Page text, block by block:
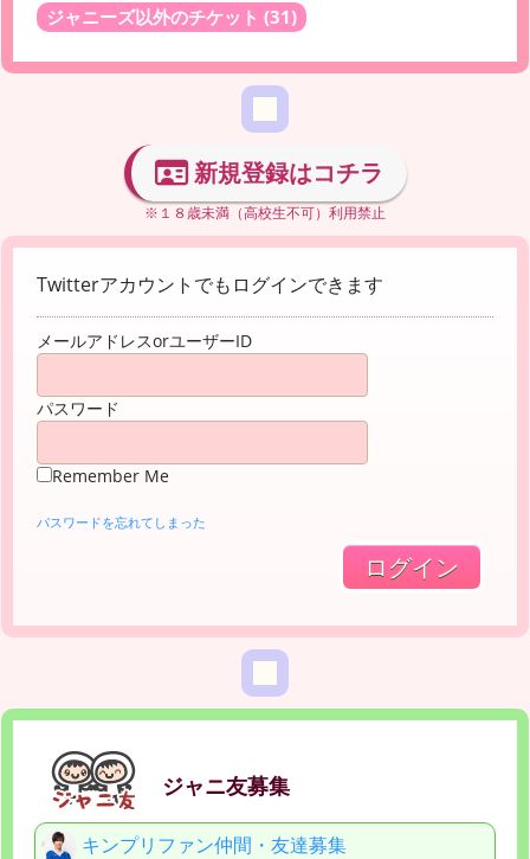
ジャニーズ以外のチケット (31)
新規登録はコチラ
※１８歳未満（高校生不可）利用禁止
Twitterアカウントでもログインできます
メールアドレスorユーザーID
パスワード
Remember Me
パスワードを忘れてしまった
ジャニ友募集
キンプリファン仲間・友達募集